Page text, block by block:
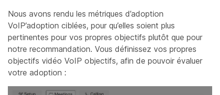
Nous avons rendu les métriques d’adoption
VoIP’adoption ciblées, pour qu’elles soient plus
pertinentes pour vos propres objectifs plutôt que pour
notre recommandation. Vous définissez vos propres
objectifs vidéo VoIP objectifs, afin de pouvoir évaluer
votre adoption :